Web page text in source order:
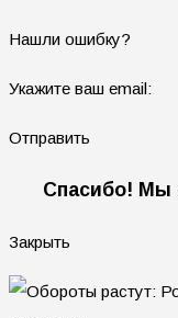
Нашли ошибку?
Укажите ваш email:
Отправить
Спасибо! Мы
Закрыть